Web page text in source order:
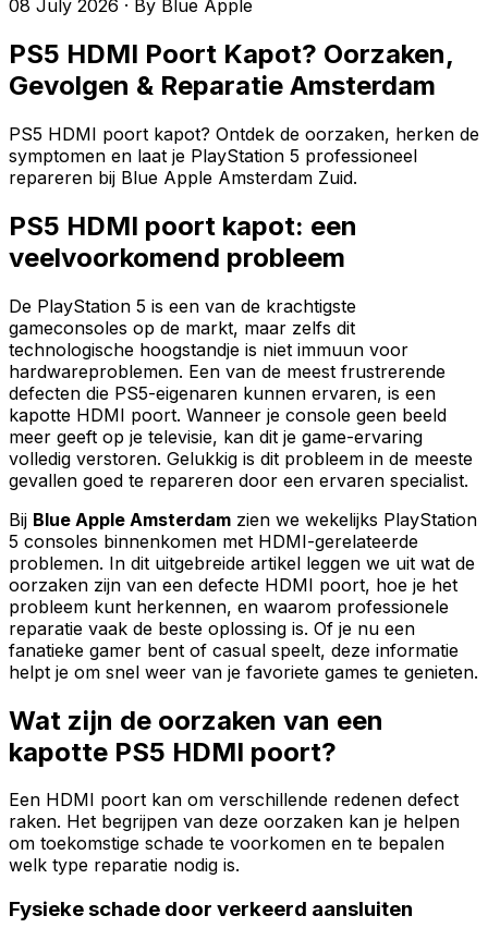
08 July 2026 · By Blue Apple
PS5 HDMI Poort Kapot? Oorzaken,
Gevolgen & Reparatie Amsterdam
PS5 HDMI poort kapot? Ontdek de oorzaken, herken de
symptomen en laat je PlayStation 5 professioneel
repareren bij Blue Apple Amsterdam Zuid.
PS5 HDMI poort kapot: een
veelvoorkomend probleem
De PlayStation 5 is een van de krachtigste
gameconsoles op de markt, maar zelfs dit
technologische hoogstandje is niet immuun voor
hardwareproblemen. Een van de meest frustrerende
defecten die PS5-eigenaren kunnen ervaren, is een
kapotte HDMI poort. Wanneer je console geen beeld
meer geeft op je televisie, kan dit je game-ervaring
volledig verstoren. Gelukkig is dit probleem in de meeste
gevallen goed te repareren door een ervaren specialist.
Bij Blue Apple Amsterdam zien we wekelijks PlayStation
5 consoles binnenkomen met HDMI-gerelateerde
problemen. In dit uitgebreide artikel leggen we uit wat de
oorzaken zijn van een defecte HDMI poort, hoe je het
probleem kunt herkennen, en waarom professionele
reparatie vaak de beste oplossing is. Of je nu een
fanatieke gamer bent of casual speelt, deze informatie
helpt je om snel weer van je favoriete games te genieten.
Wat zijn de oorzaken van een
kapotte PS5 HDMI poort?
Een HDMI poort kan om verschillende redenen defect
raken. Het begrijpen van deze oorzaken kan je helpen
om toekomstige schade te voorkomen en te bepalen
welk type reparatie nodig is.
Fysieke schade door verkeerd aansluiten